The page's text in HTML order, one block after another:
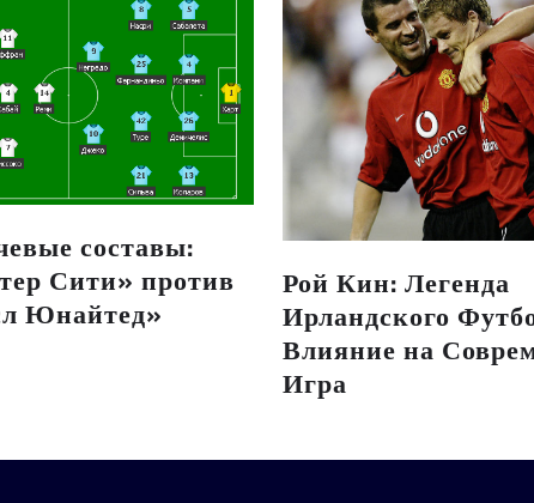
составы:
Сити» против
Юнайтед»
Рой Кин: Легенда
Ирландского
Влияние на
Игра